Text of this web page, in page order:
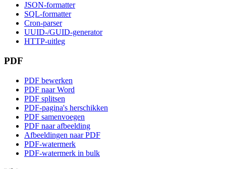
JSON-formatter
SQL-formatter
Cron-parser
UUID-/GUID-generator
HTTP-uitleg
PDF
PDF bewerken
PDF naar Word
PDF splitsen
PDF-pagina's herschikken
PDF samenvoegen
PDF naar afbeelding
Afbeeldingen naar PDF
PDF-watermerk
PDF-watermerk in bulk